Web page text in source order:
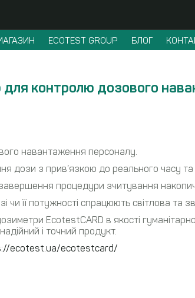
ECOTEST GROUP БЛОГ
контролю дозового
навантаження персоналу.
дози з прив’язкою до реального часу та
процедури зчитування
її потужності спрацюють світлова та
EcotestCARD в якості гуманітарної
і точний продукт.
ecotest.ua/ecotestcard/